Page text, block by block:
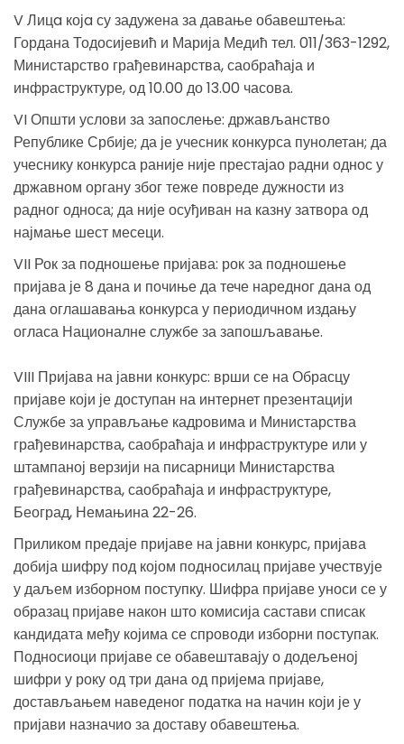
V Лицa којa су задужена за давање обавештења:
Гордана Тодосијевић и Марија Медић тел. 011/363-1292,
Министарство грађевинарства, саобраћаја и
инфраструктуре, од 10.00 до 13.00 часова.
VI Општи услови за запослење: држављанство
Републике Србије; да је учесник конкурса пунолетан; да
учеснику конкурса раније није престајао радни однос у
државном органу због теже повреде дужности из
радног односа; да није осуђиван на казну затвора од
најмање шест месеци.
VII Рок за подношење пријава: рок за подношење
пријава је 8 дана и почиње да тече наредног дана од
дана оглашавања конкурса у периодичном издању
огласа Националне службе за запошљавање.
VIII Пријава на јавни конкурс: врши се на Обрасцу
пријаве који је доступан на интернет презентацији
Службе за управљање кадровима и Министарства
грађевинарства, саобраћаја и инфраструктуре или у
штампаној верзији на писарници Министарства
грађевинарства, саобраћаја и инфраструктуре,
Београд, Немањина 22-26.
Приликом предаје пријаве на јавни конкурс, пријава
добија шифру под којом подносилац пријаве учествује
у даљем изборном поступку. Шифра пријаве уноси се у
образац пријаве након што комисија састави списак
кандидата међу којима се спроводи изборни поступак.
Подносиоци пријаве се обавештавају о додељеној
шифри у року од три дана од пријема пријаве,
достављањем наведеног податка на начин који је у
пријави назначио за доставу обавештења.